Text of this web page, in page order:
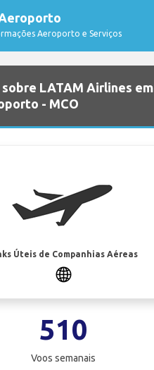
Aeroporto e Serviços
LATAM Airlines em
- MCO
Úteis de Companhias Aéreas
510
Voos semanais